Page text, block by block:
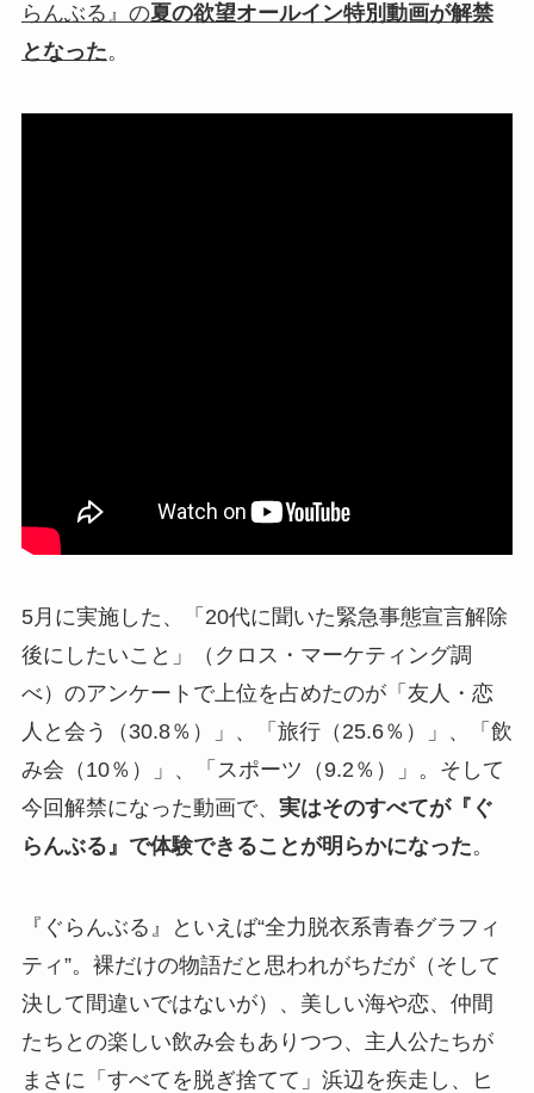
らんぶる』の夏の欲望オールイン特別動画が解禁
となった。
5月に実施した、「20代に聞いた緊急事態宣言解除
後にしたいこと」（クロス・マーケティング調
べ）のアンケートで上位を占めたのが「友人・恋
人と会う（30.8％）」、「旅行（25.6％）」、「飲
み会（10％）」、「スポーツ（9.2％）」。そして
今回解禁になった動画で、 実はそのすべてが『ぐ
らんぶる』で体験できることが明らかになった。
『ぐらんぶる』といえば“全力脱衣系青春グラフィ
ティ”。裸だけの物語だと思われがちだが（そして
決して間違いではないが）、美しい海や恋、仲間
たちとの楽しい飲み会もありつつ、主人公たちが
まさに「すべてを脱ぎ捨てて」浜辺を疾走し、ヒ